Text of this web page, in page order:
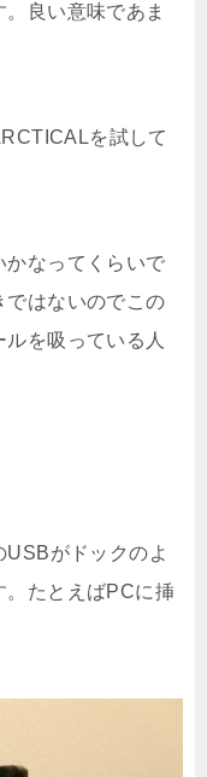
良い意味であま
を試して
かなってくらいで
ではないのでこの
を吸っている人
USBがドックのよ
。たとえばPCに挿